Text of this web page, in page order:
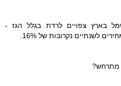
בארץ צפויים לרדת בגלל הגז -
לשנתיים נקרובות של 16%.
מתרחש?